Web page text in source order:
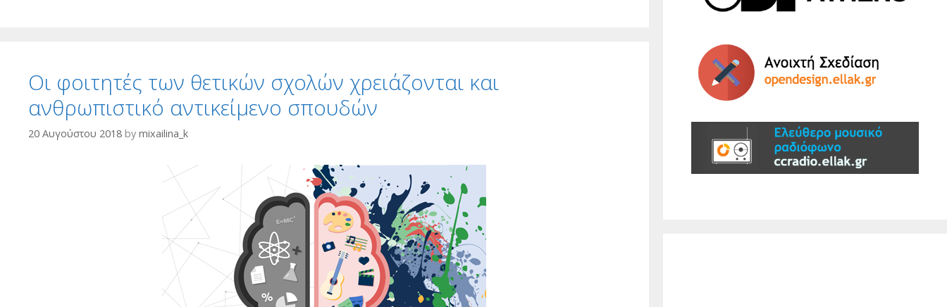
Οι φοιτητές των θετικών σχολών χρειάζονται και
ανθρωπιστικό αντικείμενο σπουδών
20 Αυγούστου 2018 by mixailina_k